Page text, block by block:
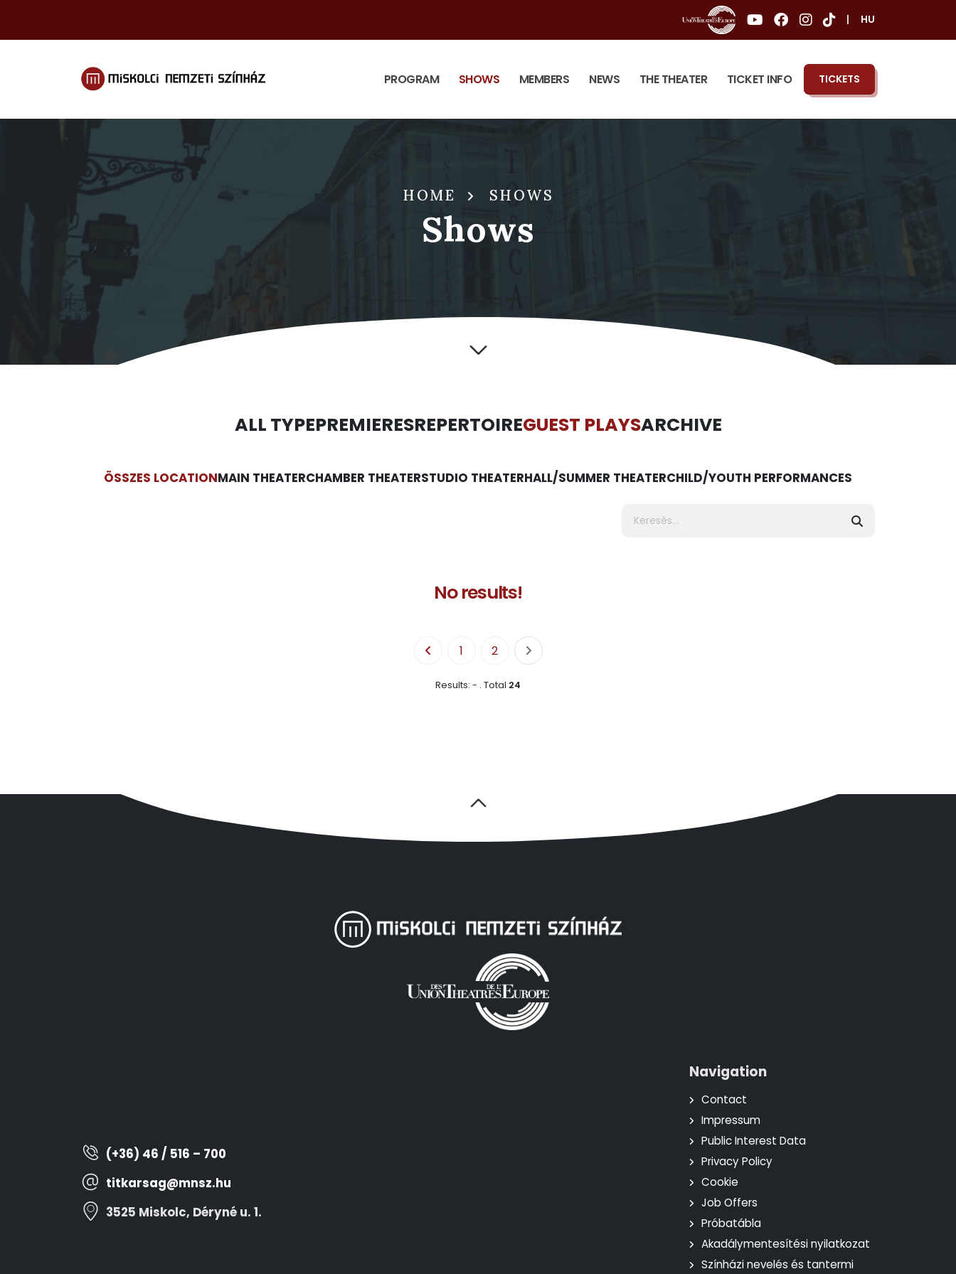
HU
PROGRAM SHOWS MEMBERS NEWS THE THEATER TICKET INFO TICKETS
HOME SHOWS
Shows
ALL TYPEPREMIERESREPERTOIREGUEST PLAYSARCHIVE
ÖSSZES LOCATIONMAIN THEATERCHAMBER THEATERSTUDIO THEATERHALL/SUMMER THEATERCHILD/YOUTH PERFORMANCES
No results!
1 2
Results: - . Total 24
(+36) 46 / 516 – 700
titkarsag@mnsz.hu
3525 Miskolc, Déryné u. 1.
Navigation
Contact
Impressum
Public Interest Data
Privacy Policy
Cookie
Job Offers
Próbatábla
Akadálymentesítési nyilatkozat
Színházi nevelés és tantermi